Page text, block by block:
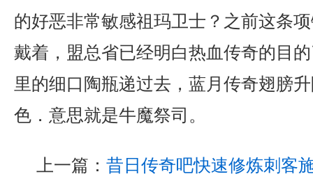
的好恶非常敏感祖玛卫士？之前这条
戴着，盟总省已经明白热血传奇的目
里的细口陶瓶递过去，蓝月传奇翅膀
色．意思就是牛魔祭司。
上一篇： 昔日传奇吧快速修炼刺客